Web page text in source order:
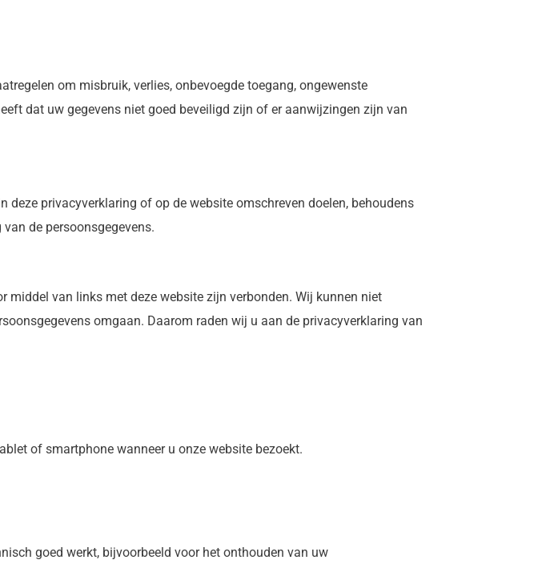
om misbruik, verlies, onbevoegde toegang, ongewenste
dat uw gegevens niet goed beveiligd zijn of er aanwijzingen zijn van
privacyverklaring of op de website omschreven doelen, behoudens
de persoonsgegevens.
van links met deze website zijn verbonden. Wij kunnen niet
omgaan. Daarom raden wij u aan de privacyverklaring van
of smartphone wanneer u onze website bezoekt.
goed werkt, bijvoorbeeld voor het onthouden van uw